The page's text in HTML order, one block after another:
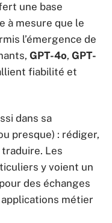
une base
à mesure que le
l’émergence de
GPT-4o, GPT-
fiabilité et
dans sa
presque) : rédiger,
Les
y voient un
des échanges
métier